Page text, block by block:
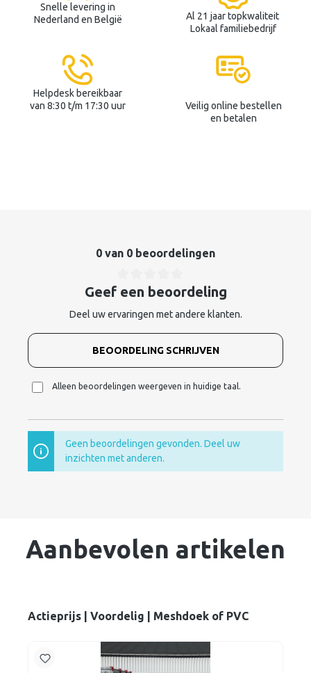
Snelle levering in
Nederland en België
Al 21 jaar topkwaliteit
Lokaal familiebedrijf
Helpdesk bereikbaar
van 8:30 t/m 17:30 uur
Veilig online bestellen
en betalen
0 van 0 beoordelingen
Geef een beoordeling
Deel uw ervaringen met andere klanten.
BEOORDELING SCHRIJVEN
Alleen beoordelingen weergeven in huidige taal.
Geen beoordelingen gevonden. Deel uw
inzichten met anderen.
Aanbevolen artikelen
Actieprijs | Voordelig | Meshdoek of PVC